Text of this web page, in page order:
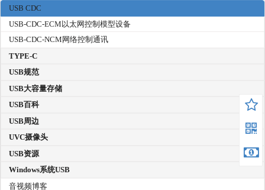
USB CDC
USB-CDC-ECM以太网控制模型设备
USB-CDC-NCM网络控制通讯
TYPE-C
USB规范
USB大容量存储
USB百科
USB周边
UVC摄像头
USB资源
Windows系统USB
音视频博客